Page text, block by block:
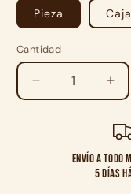
Pieza
Cantidad
Cantidad
Reducir
cantidad
para
Six
Envío a todo
5 días